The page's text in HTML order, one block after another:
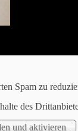
Spam zu
des